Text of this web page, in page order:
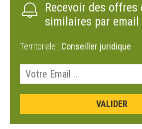
Recevoir des offres
similaires par email
Territoriale : Conseiller juridique